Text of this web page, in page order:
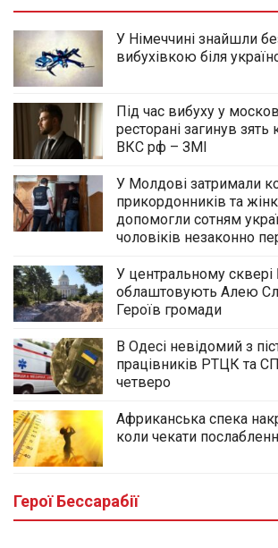
У Німеччині знайшли
вибухівкою біля
Під час вибуху у
ресторані загинув
ВКС рф – ЗМІ
У Молдові затримали
прикордонників та
допомогли сотням
чоловіків незаконно
У центральному сквері
облаштовують Алею
Героїв громади
В Одесі невідомий з
працівників РТЦК та
четверо
Африканська спека
коли чекати
Герої Бессарабії
У центральному сквері Болграда
облаштовують Алею Слави
Героїв громади
03.08.2026